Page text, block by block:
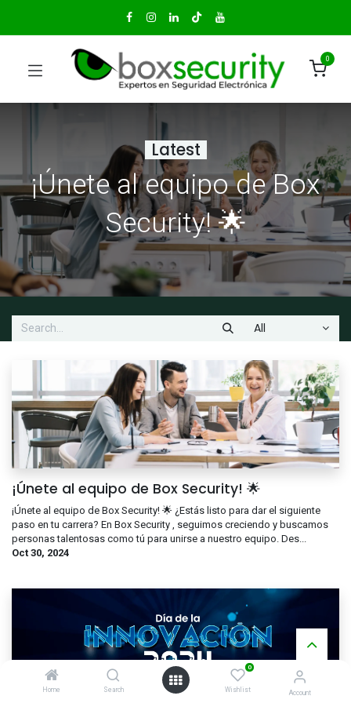
Home Search
0
Wishlist Account
0
Latest
¡Únete al equipo de Box
Security! 🌟
All
¡Únete al equipo de Box Security! 🌟
¡Únete al equipo de Box Security! 🌟 ¿Estás listo para dar el siguiente
paso en tu carrera? En Box Security , seguimos creciendo y buscamos
personas talentosas como tú para unirse a nuestro equipo. Des...
Oct 30, 2024